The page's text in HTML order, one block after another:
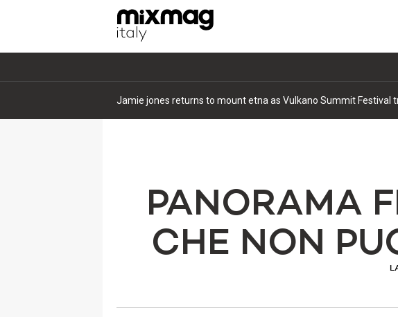
Eli brown shares ferocious new single ‘it’s like that’ second
PANORAMA
CHE NON